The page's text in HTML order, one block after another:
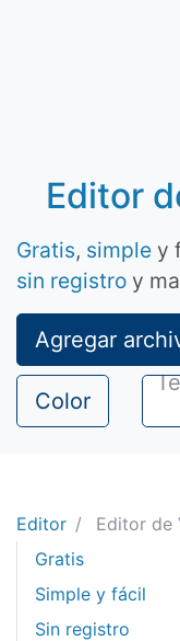
Editor
Gratis, simple y
sin registro y
Agregar
Color
Editor
Editor de
Gratis
Simple y fácil
Sin registro